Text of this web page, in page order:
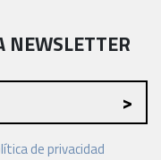
NEWSLETTER
de privacidad